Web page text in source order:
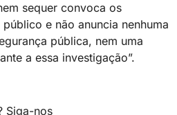
sequer convoca os
e não anuncia nenhuma
pública, nem uma
a essa investigação”.
Siga-nos